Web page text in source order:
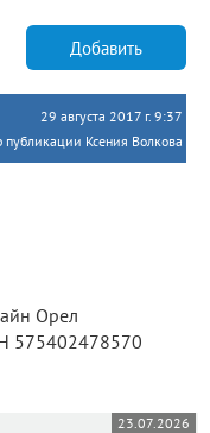
Добавить
29 августа 2017 г. 9:37
публикации Ксения Волкова
575402478570
23.07.2026